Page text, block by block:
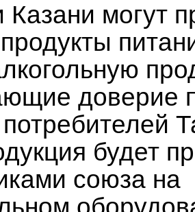
могут
доверие
будет
союза на